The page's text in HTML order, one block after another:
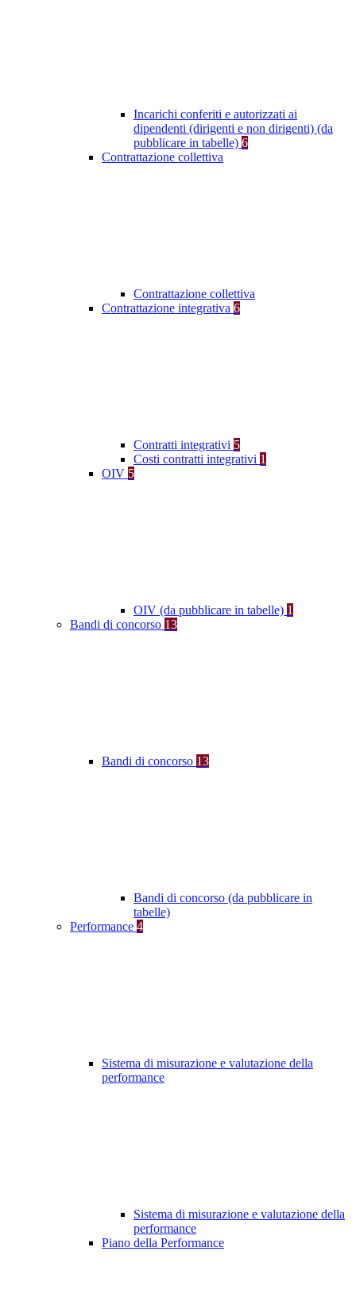
Incarichi conferiti e autorizzati ai
dipendenti (dirigenti e non dirigenti) (da
pubblicare in tabelle) 6
Contrattazione collettiva
Contrattazione collettiva
Contrattazione integrativa 6
Contratti integrativi 5
Costi contratti integrativi 1
OIV 5
OIV (da pubblicare in tabelle) 1
Bandi di concorso 13
Bandi di concorso 13
Bandi di concorso (da pubblicare in
tabelle)
Performance 4
Sistema di misurazione e valutazione della
performance
Sistema di misurazione e valutazione della
performance
Piano della Performance